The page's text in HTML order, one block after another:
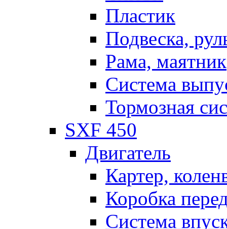
Пластик
Подвеска,
Рама, маятник
Система
Тормозная
SXF 450
Двигатель
Картер,
Коробка
Система